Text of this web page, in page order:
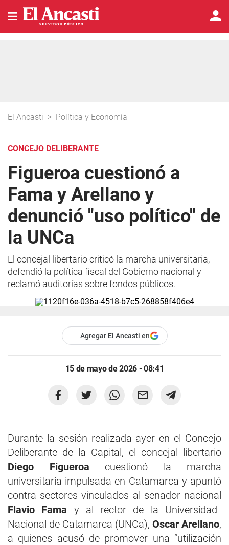
El Ancasti > Política y Economía
CONCEJO DELIBERANTE
Figueroa cuestionó a
Fama y Arellano y
denunció "uso político" de
la UNCa
El concejal libertario criticó la marcha universitaria,
defendió la política fiscal del Gobierno nacional y
reclamó auditorías sobre fondos públicos.
Agregar El Ancasti en
15 de mayo de 2026 - 08:41
Durante la sesión realizada ayer en el Concejo
Deliberante de la Capital, el concejal libertario
Diego Figueroa cuestionó la marcha
universitaria impulsada en Catamarca y apuntó
contra sectores vinculados al senador nacional
Flavio Fama y al rector de la Universidad
Nacional de Catamarca (UNCa), Oscar Arellano,
a quienes acusó de promover una “utilización